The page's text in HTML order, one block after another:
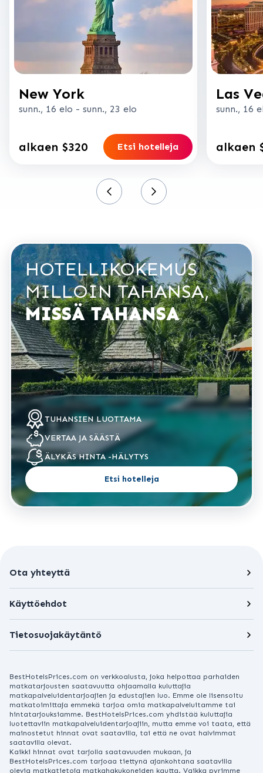
New York
sunn., 16 elo - sunn., 23 elo
alkaen $320 Etsi hotelleja
Las
sunn., 16
alkaen
HOTELLIKOKEMUS
MILLOIN TAHANSA,
MISSÄ TAHANSA
TUHANSIENLUOTTAMA
VERTAA JA SÄÄSTÄ
ÄLYKÄS HINTA -HÄLYTYS
Etsi hotelleja
Ota yhteyttä
Käyttöehdot
Tietosuojakäytäntö
BestHotelsPrices.com on verkkoalusta, joka helpottaa parhaiden
matkatarjousten saatavuutta ohjaamalla kuluttajia
matkapalveluidentarjoajien ja edustajien luo. Emme ole lisensoitu
matkatoimittaja emmekä tarjoa omia matkapalveluitamme tai
hintatarjouksiamme. BestHotelsPrices.com yhdistää kuluttajia
luotettaviin matkapalveluidentarjoajiin, mutta emme voi taata, että
mainostetut hinnat ovat saatavilla, tai että ne ovat halvimmat
saatavilla olevat.
Kaikki hinnat ovat tarjolla saatavuuden mukaan, ja
BestHotelsPrices.com tarjoaa tiettynä ajankohtana saatavilla
olevia matkatietoja matkahakukoneiden kautta. Vaikka pyrimme